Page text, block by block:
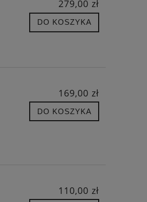
279,00 zł
DO KOSZYKA
169,00 zł
DO KOSZYKA
110,00 zł